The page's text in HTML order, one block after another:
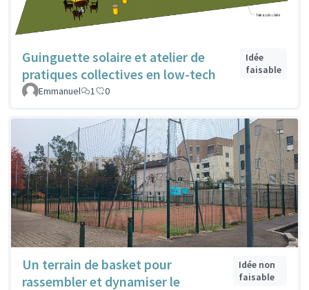
Guinguette solaire et atelier de
pratiques collectives en low-tech
Idée
faisable
Emmanuel
1 0
Un terrain de basket pour
rassembler et dynamiser le
Idée non
faisable